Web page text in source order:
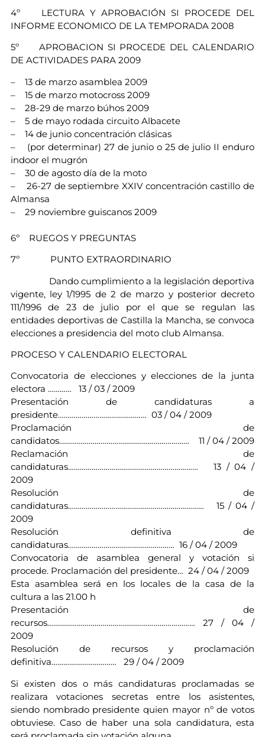
4º LECTURA Y APROBACIÓN SI PROCEDE DEL
INFORME ECONOMICO DE LA TEMPORADA 2008
5º APROBACION SI PROCEDE DEL CALENDARIO
DE ACTIVIDADES PARA 2009
– 13 de marzo asamblea 2009
– 15 de marzo motocross 2009
– 28-29 de marzo búhos 2009
– 5 de mayo rodada circuito Albacete
– 14 de junio concentración clásicas
– (por determinar) 27 de junio o 25 de julio II enduro
indoor el mugrón
– 30 de agosto día de la moto
– 26-27 de septiembre XXIV concentración castillo de
Almansa
– 29 noviembre guiscanos 2009
6º RUEGOS Y PREGUNTAS
7º PUNTO EXTRAORDINARIO
Dando cumplimiento a la legislación deportiva
vigente, ley 1/1995 de 2 de marzo y posterior decreto
111/1996 de 23 de julio por el que se regulan las
entidades deportivas de Castilla la Mancha, se convoca
elecciones a presidencia del moto club Almansa.
PROCESO Y CALENDARIO ELECTORAL
Convocatoria de elecciones y elecciones de la junta
electora ………… 13 / 03 / 2009
Presentación de candidaturas a
presidente……………………………………… 03 / 04 / 2009
Proclamación de
candidatos………………………………………………………… 11 / 04 / 2009
Reclamación de
candidaturas………………………………………………………… 13 / 04 /
2009
Resolución de
candidaturas…………………………………………………………… 15 / 04 /
2009
Resolución definitiva de
candidaturas……………………………………………… 16 / 04 / 2009
Convocatoria de asamblea general y votación si
procede. Proclamación del presidente… 24 / 04 / 2009
Esta asamblea será en los locales de la casa de la
cultura a las 21.00 h
Presentación de
recursos………………………………………………………………… 27 / 04 /
2009
Resolución de recursos y proclamación
definitiva…………………………… 29 / 04 / 2009
Si existen dos o más candidaturas proclamadas se
realizara votaciones secretas entre los asistentes,
siendo nombrado presidente quien mayor nº de votos
obtuviese. Caso de haber una sola candidatura, esta